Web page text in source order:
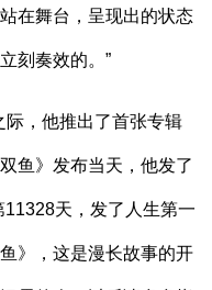
在舞台，呈现出的状态
刻奏效的。”
，他推出了首张专辑
鱼》发布当天，他发了
天，发了人生第一
》，这是漫长故事的开